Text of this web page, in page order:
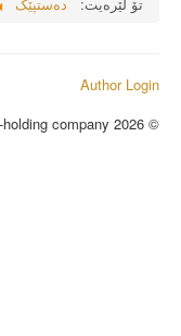
Author Login
© 2026 RKP-holding company